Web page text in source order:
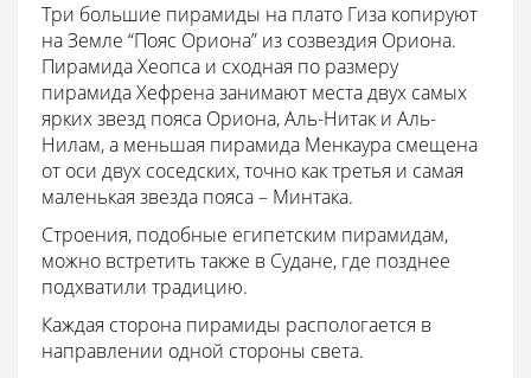
Три большие пирамиды на плато Гиза копируют
на Земле “Пояс Ориона” из созвездия Ориона.
Пирамида Хеопса и сходная по размеру
пирамида Хефрена занимают места двух самых
ярких звезд пояса Ориона, Аль-Нитак и Аль-
Нилам, а меньшая пирамида Менкаура смещена
от оси двух соседских, точно как третья и самая
маленькая звезда пояса – Минтака.
Строения, подобные египетским пирамидам,
можно встретить также в Судане, где позднее
подхватили традицию.
Каждая сторона пирамиды распологается в
направлении одной стороны света.